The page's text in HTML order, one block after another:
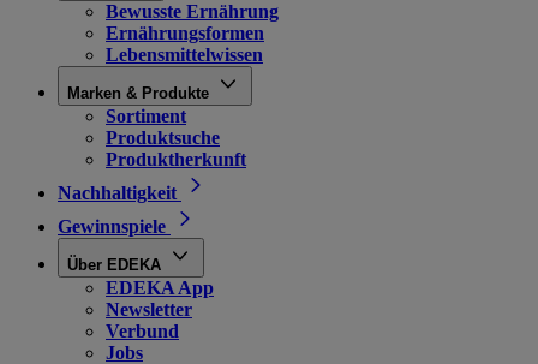
Bewusste Ernährung
Ernährungsformen
Lebensmittelwissen
Marken & Produkte
Sortiment
Produktsuche
Produktherkunft
Nachhaltigkeit
Gewinnspiele
Über EDEKA
EDEKA App
Newsletter
Verbund
Jobs